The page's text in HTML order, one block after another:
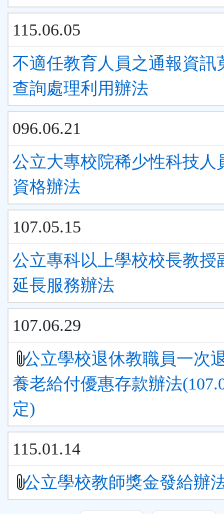
115.06.05
不適任教育人員之通報資訊
查詢處理利用辦法
096.06.21
公立大專校院稀少性科技人
資格辦法
107.05.15
公立專科以上學校校長教授
延長服務辦法
107.06.29
公立學校退休教職員一次
養老給付優惠存款辦法
定)
115.01.14
公立學校教師獎金發給辦